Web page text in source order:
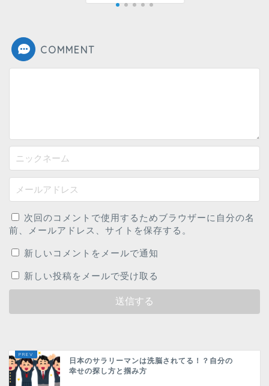
COMMENT
次回のコメントで使用するためブラウザーに自分の名
前、メールアドレス、サイトを保存する。
新しいコメントをメールで通知
新しい投稿をメールで受け取る
日本のサラリーマンは洗脳されてる！？自分の
幸せの探し方と掴み方